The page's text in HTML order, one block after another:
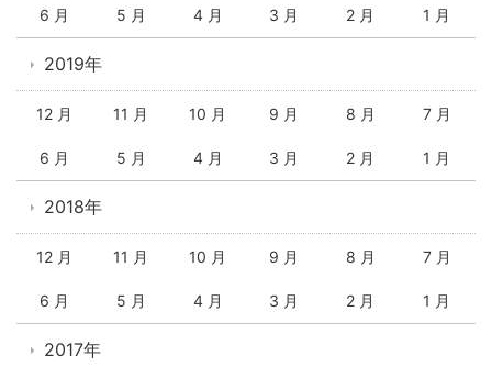
6 月 5 月 4 月 3 月 2 月 1 月
2019年
12 月 11 月 10 月 9 月 8 月 7 月
6 月 5 月 4 月 3 月 2 月 1 月
2018年
12 月 11 月 10 月 9 月 8 月 7 月
6 月 5 月 4 月 3 月 2 月 1 月
2017年